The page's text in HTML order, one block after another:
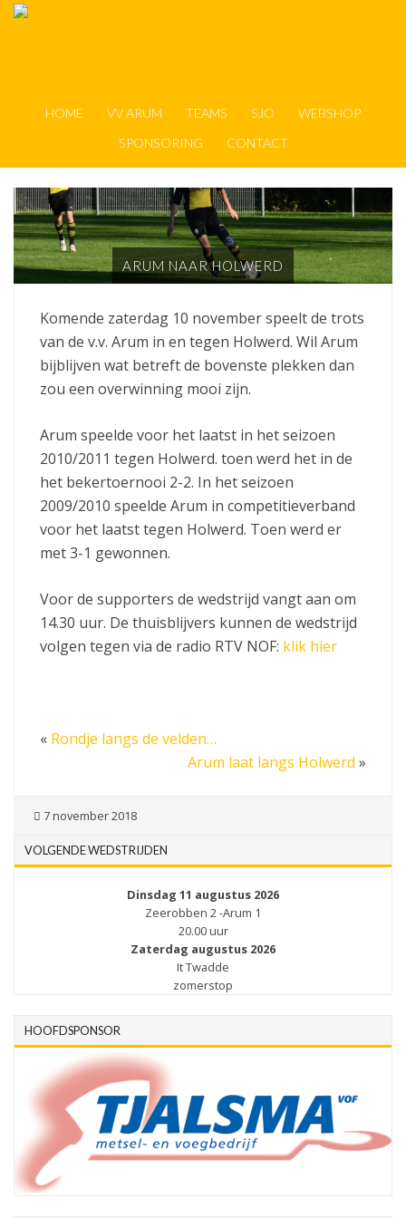
HOME VV ARUM TEAMS SJO
WEBSHOP
SPONSORING
CONTACT
ARUM NAAR HOLWERD
Komende zaterdag 10 november speelt de trots
van de v.v. Arum in en tegen Holwerd. Wil Arum
bijblijven wat betreft de bovenste plekken dan
zou een overwinning mooi zijn.
Arum speelde voor het laatst in het seizoen
2010/2011 tegen Holwerd. toen werd het in de
het bekertoernooi 2-2. In het seizoen
2009/2010 speelde Arum in competitieverband
voor het laatst tegen Holwerd. Toen werd er
met 3-1 gewonnen.
Voor de supporters de wedstrijd vangt aan om
14.30 uur. De thuisblijvers kunnen de wedstrijd
volgen tegen via de radio RTV NOF: klik hier
« Rondje langs de velden…
Arum laat langs Holwerd »
7 november 2018
VOLGENDE WEDSTRIJDEN
Dinsdag 11 augustus 2026
Zeerobben 2 -Arum 1
20.00 uur
Zaterdag augustus 2026
It Twadde
zomerstop
HOOFDSPONSOR